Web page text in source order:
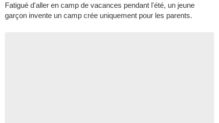
Fatigué d'aller en camp de vacances pendant l'été, un jeune
garçon invente un camp crée uniquement pour les parents.